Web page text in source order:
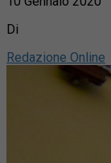
Di
Redazione Online